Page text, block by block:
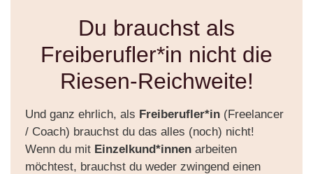
Du brauchst als
Freiberufler*in nicht die
Riesen-Reichweite!
Und ganz ehrlich, als Freiberufler*in (Freelancer
/ Coach) brauchst du das alles (noch) nicht!
Wenn du mit Einzelkund*innenarbeiten
möchtest, brauchst du weder zwingend einen